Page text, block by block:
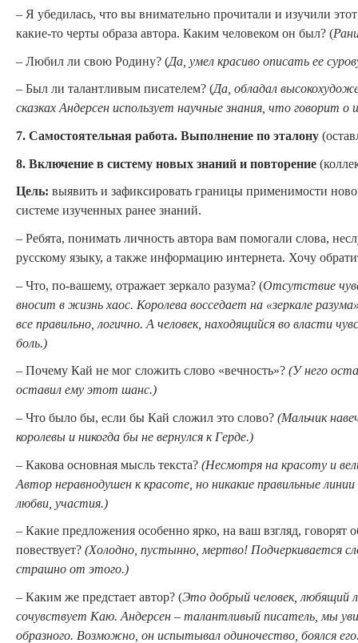
– Я убедилась, что вы внимательно прочитали и изучили
какие-то черты образа автора. Каким человеком он был? (
– Любил ли свою Родину? (Да, умел красиво описать ее
– Был ли талантливым писателем? (Да, обладал
сказках Андерсен использует научные знания, что говорит о
7. Самостоятельная работа. Выполнение по эталону
8. Включение в систему новых знаний и повторение
Цель: выявить и зафиксировать границы применимости
системе изученных ранее знаний.
– Ребята, понимать личность автора вам помогали слова,
русскому языку, а также информацию интернета. Хочу
– Что, по-вашему, отражает зеркало разума? (Отсутствие
вносит в жизнь хаос. Королева восседает на «зеркале
все правильно, логично. А человек, находящийся во власти
боль.)
– Почему Кай не мог сложить слово «вечность»? (У него
оставил ему этот шанс.)
– Что было бы, если бы Кай сложил это слово? (Мальчик
королевы и никогда бы не вернулся к Герде.)
– Какова основная мысль текста? (Несмотря на красоту и
Автор неравнодушен к красоте, но никакие правильные
любви, участия.)
– Какие предложения особенно ярко, на ваш взгляд, говорят
повествует? (Холодно, пустынно, мертво! Подчеркивается
страшно от этого.)
– Каким же предстает автор? (Это добрый человек, любящий
сочувствует Каю. Андерсен – талантливый писатель, мы
образного. Возможно, он испытывал одиночество, боялся